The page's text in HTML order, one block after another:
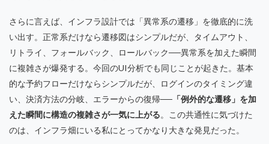
さらに言えば、インフラ設計では「異常系の遷移」を徹底的に洗
い出す。正常系だけなら遷移図はシンプルだが、タイムアウト、
リトライ、フォールバック、ロールバック──異常系を加えた瞬間
に複雑さが爆発する。今回のUI分析でも同じことが起きた。基本
的な予約フローだけならシンプルだが、ログインのタイミング違
い、決済方法の分岐、エラーからの復帰── 「例外的な遷移」を加
えた瞬間に構造の複雑さが一気に上がる。この共通性に気づけた
のは、インフラ畑にいる私にとってかなり大きな発見だった。